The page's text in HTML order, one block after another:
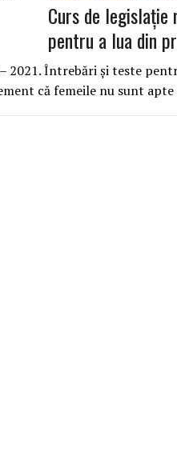
Curs de
pentru a lua din
2021. Întrebări şi teste
că femeile nu sunt